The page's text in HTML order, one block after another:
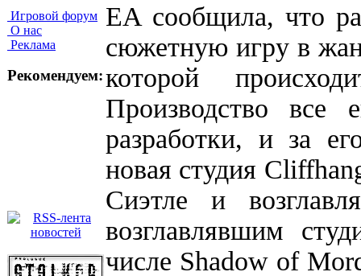
Игровой форум
О нас
Реклама
Рекомендуем:
EA сообщила, что
сюжетную игру в
которой
Производство все
разработки, и за
новая студия
Сиэтле и
возглавлявшим
числе Shadow of